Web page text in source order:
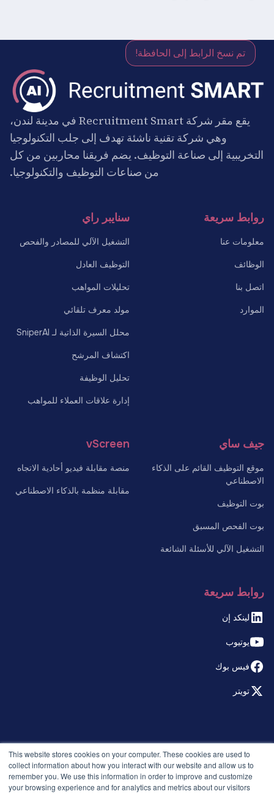
This website stores cookies on your computer. These cookies are used to
collect information about how you interact with our website and allow us to
remember you. We use this information in order to improve and customize
your browsing experience and for analytics and metrics about our visitors
تم نسخ الرابط إلى الحافظة!
يقع مقر شركة Recruitment Smart في مدينة لندن،
وهي شركة تقنية ناشئة تهدف إلى جلب التكنولوجيا
التخريبية إلى صناعة التوظيف. يضم فريقنا محاربين من كل
من صناعات التوظيف والتكنولوجيا.
روابط سريعة
معلومات عنا
الوظائف
اتصل بنا
الموارد
سنايبر راي
التشغيل الآلي للمصادر والفحص
التوظيف العادل
تحليلات المواهب
مولد معرف تلقائي
محلل السيرة الذاتية لـ SniperAI
اكتشاف المرشح
تحليل الوظيفة
إدارة علاقات العملاء للمواهب
جيف ساي
موقع التوظيف القائم على الذكاء
الاصطناعي
بوت التوظيف
بوت الفحص المسبق
التشغيل الآلي للأسئلة الشائعة
vScreen
منصة مقابلة فيديو أحادية الاتجاه
مقابلة منظمة بالذكاء الاصطناعي
روابط سريعة
لينكد إن
يوتيوب
فيس بوك
تويتر
سياسة الخصوصية
الإصدارات
الأمان والامتثال